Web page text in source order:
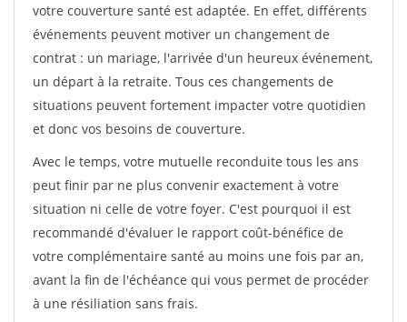
votre couverture santé est adaptée. En effet, différents
événements peuvent motiver un changement de
contrat : un mariage, l'arrivée d'un heureux événement,
un départ à la retraite. Tous ces changements de
situations peuvent fortement impacter votre quotidien
et donc vos besoins de couverture.
Avec le temps, votre mutuelle reconduite tous les ans
peut finir par ne plus convenir exactement à votre
situation ni celle de votre foyer. C'est pourquoi il est
recommandé d'évaluer le rapport coût-bénéfice de
votre complémentaire santé au moins une fois par an,
avant la fin de l'échéance qui vous permet de procéder
à une résiliation sans frais.